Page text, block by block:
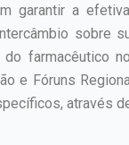
garantir a
sobre
farmacêutico
e Fóruns
através